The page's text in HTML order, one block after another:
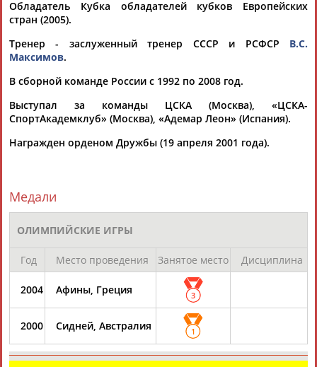
Вопросы сотрудничества и совместной деятельностиinform@infosport.ru
Адресов в новостной рассылке: 996
Подпишись
Обладатель Кубка обладателей кубков Европейских
стран (2005).
Тренер - заслуженный тренер СССР и РСФСР В.С.
Максимов.
В сборной команде России с 1992 по 2008 год.
Выступал за команды ЦСКА (Москва), «ЦСКА-
СпортАкадемклуб» (Москва), «Адемар Леон» (Испания).
Награжден орденом Дружбы (19 апреля 2001 года).
Медали
ОЛИМПИЙСКИЕ ИГРЫ
Год Место проведения Занятое место Дисциплина
2004 Афины, Греция 3
2000 Сидней, Австралия 1